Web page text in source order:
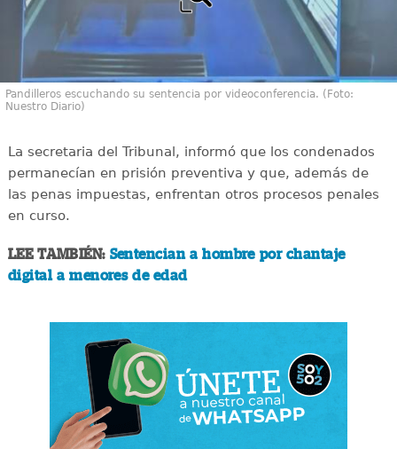
Pandilleros escuchando su sentencia por videoconferencia. (Foto:
Nuestro Diario)
La secretaria del Tribunal, informó que los condenados
permanecían en prisión preventiva y que, además de
las penas impuestas, enfrentan otros procesos penales
en curso.
LEE TAMBIÉN: Sentencian a hombre por chantaje
digital a menores de edad